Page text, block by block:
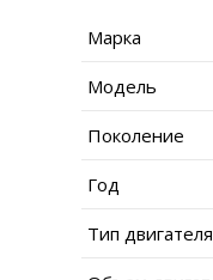
Марка
Модель
Поколение
Год
Тип двигателя